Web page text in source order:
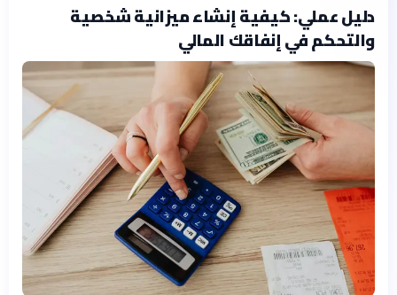
دليل عملي: كيفية إنشاء ميزانية شخصية
والتحكم في إنفاقك المالي